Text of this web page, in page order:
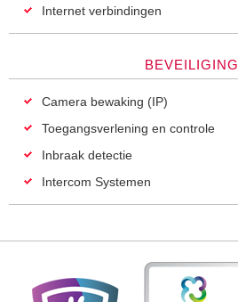
Internet verbindingen
BEVEILIGING
Camera bewaking (IP)
Toegangsverlening en controle
Inbraak detectie
Intercom Systemen